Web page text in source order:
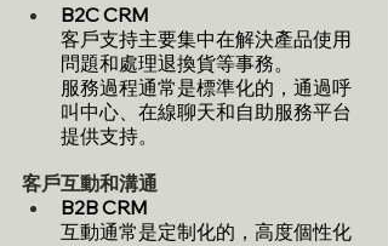
B2C CRM
客戶支持主要集中在解決產品使用
問題和處理退換貨等事務。
服務過程通常是標準化的，通過呼
叫中心、在線聊天和自助服務平台
提供支持。
客戶互動和溝通
B2B CRM
互動通常是定制化的，高度個性化